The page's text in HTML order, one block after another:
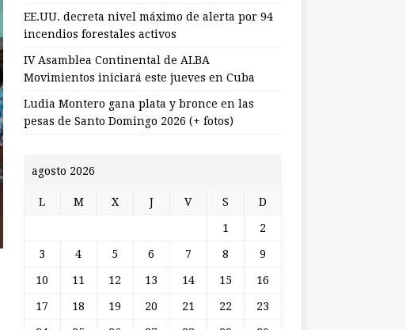
EE.UU. decreta nivel máximo de alerta por 94
incendios forestales activos
IV Asamblea Continental de ALBA
Movimientos iniciará este jueves en Cuba
Ludia Montero gana plata y bronce en las
pesas de Santo Domingo 2026 (+ fotos)
agosto 2026
L M X J V S D
1 2
3 4 5 6 7 8 9
10 11 12 13 14 15 16
17 18 19 20 21 22 23